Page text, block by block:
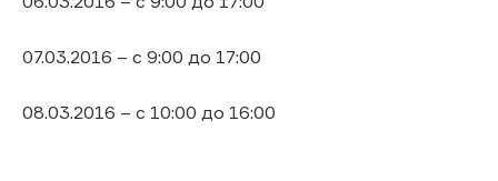
07.03.2016 – с 9:00 до 17:00
08.03.2016 – с 10:00 до 16:00